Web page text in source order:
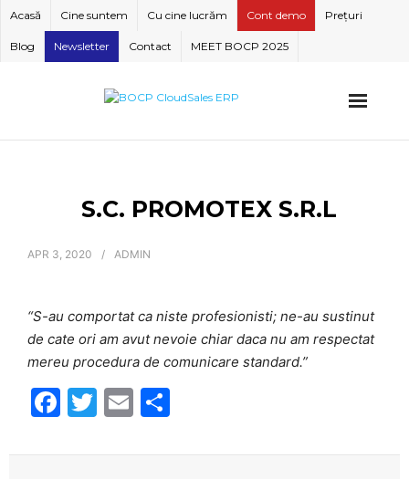
Skip
content
Acasă Cine suntem Cu cine lucrăm Cont demo Prețuri
Blog Newsletter Contact MEET BOCP 2025
S.C. PROMOTEX S.R.L
APR 3, 2020 ADMIN
“S-au comportat ca niste profesionisti; ne-au sustinut
de cate ori am avut nevoie chiar daca nu am respectat
mereu procedura de comunicare standard.”
F
c
T
itt
E
ai ar